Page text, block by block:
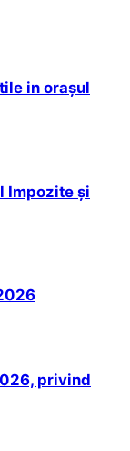
in orașul
Impozite și
privind